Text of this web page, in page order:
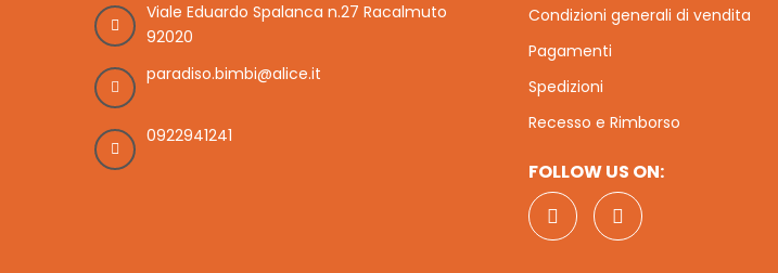
Viale Eduardo Spalanca n.27 Racalmuto
92020
paradiso.bimbi@alice.it
0922941241
Condizioni generali di vendita
Pagamenti
Spedizioni
Recesso e Rimborso
FOLLOW US ON: